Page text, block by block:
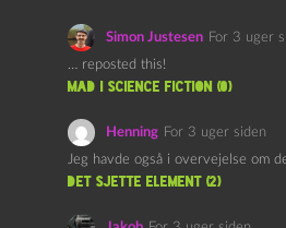
Simon Justesen For 3 uger
… reposted this!
mad i science fiction (0)
Henning For 3 uger siden
det sjette element (2)